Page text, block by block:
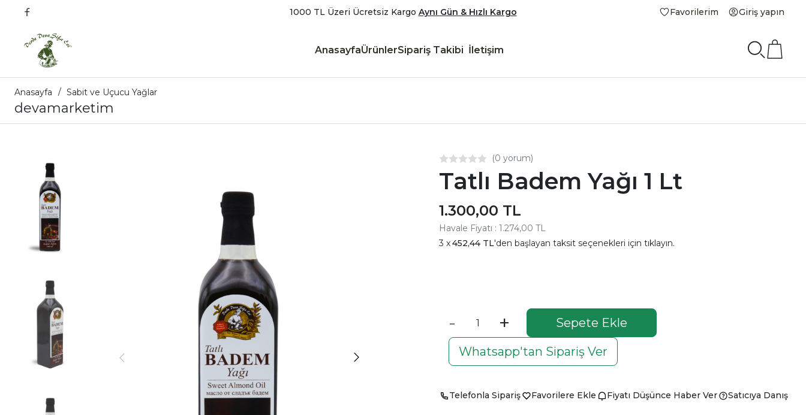
1000 TL Üzeri Ücretsiz Kargo Aynı Gün & Hızlı Kargo Favorilerim Giriş yapın
AnasayfaÜrünlerSipariş Takibi İletişim
Anasayfa Sabit ve Uçucu Yağlar
devamarketim
(0 yorum)
Tatlı Badem Yağı 1 Lt
1.300,00 TL
Havale Fiyatı : 1.274,00 TL
452,44 TL'den başlayan taksit seçenekleri için tıklayın.
- +
Sepete Ekle
Whatsapp'tan Sipariş Ver
Telefonla Sipariş Favorilere Ekle Fiyatı Düşünce Haber Ver Satıcıya Danış